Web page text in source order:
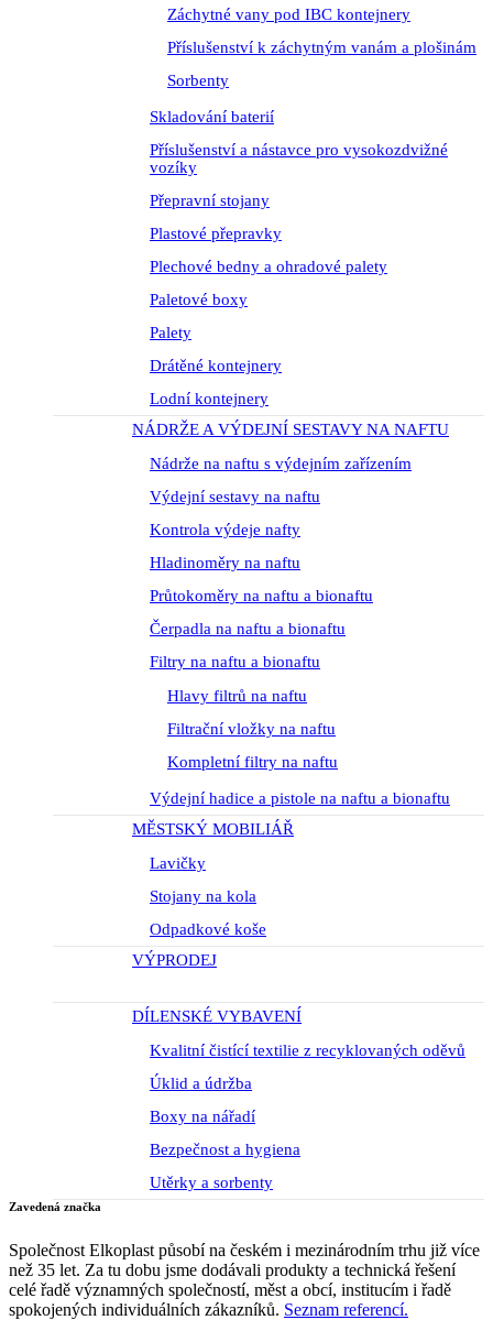
Záchytné vany pod IBC kontejnery
Příslušenství k záchytným vanám a plošinám
Sorbenty
Skladování baterií
Příslušenství a nástavce pro vysokozdvižné
vozíky
Přepravní stojany
Plastové přepravky
Plechové bedny a ohradové palety
Paletové boxy
Palety
Drátěné kontejnery
Lodní kontejnery
NÁDRŽE A VÝDEJNÍ SESTAVY NA NAFTU
Nádrže na naftu s výdejním zařízením
Výdejní sestavy na naftu
Kontrola výdeje nafty
Hladinoměry na naftu
Průtokoměry na naftu a bionaftu
Čerpadla na naftu a bionaftu
Filtry na naftu a bionaftu
Hlavy filtrů na naftu
Filtrační vložky na naftu
Kompletní filtry na naftu
Výdejní hadice a pistole na naftu a bionaftu
MĚSTSKÝ MOBILIÁŘ
Lavičky
Stojany na kola
Odpadkové koše
VÝPRODEJ
DÍLENSKÉ VYBAVENÍ
Kvalitní čistící textilie z recyklovaných oděvů
Úklid a údržba
Boxy na nářadí
Bezpečnost a hygiena
Utěrky a sorbenty
Zavedená značka
Společnost Elkoplast působí na českém i mezinárodním trhu již více
než 35 let. Za tu dobu jsme dodávali produkty a technická řešení
celé řadě významných společností, měst a obcí, institucím i řadě
spokojených individuálních zákazníků. Seznam referencí.